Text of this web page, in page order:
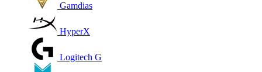
Gamdias
HyperX
Logitech G